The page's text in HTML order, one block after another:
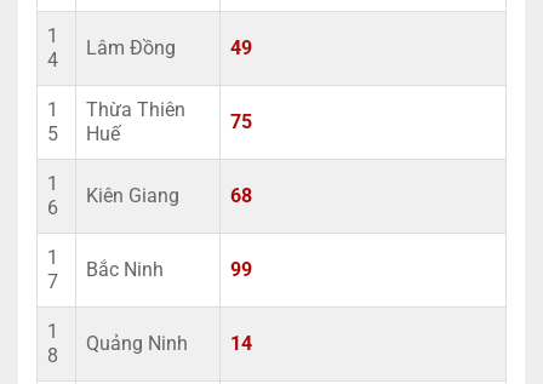
1
4
Lâm Đồng 49
1
5
Thừa Thiên
Huế
75
1
6
Kiên Giang 68
1
7
Bắc Ninh 99
1
8
Quảng Ninh 14